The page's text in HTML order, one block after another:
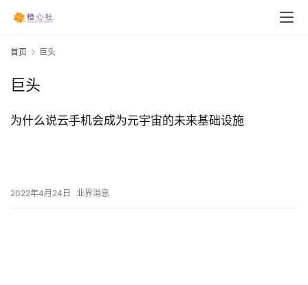
首页 巨头
巨头
为什么说云手机会成为元宇宙的未来基础设施
2022年4月24日 业界消息